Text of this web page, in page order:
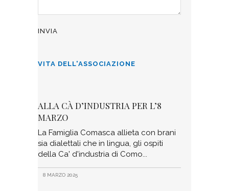
VITA DELL'ASSOCIAZIONE
ALLA CÀ D’INDUSTRIA PER L’8
MARZO
La Famiglia Comasca allieta con brani
sia dialettali che in lingua, gli ospiti
della Ca' d'industria di Como
8 MARZO 2025